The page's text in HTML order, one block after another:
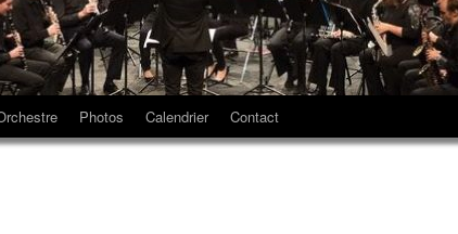
Photos Calendrier Contact